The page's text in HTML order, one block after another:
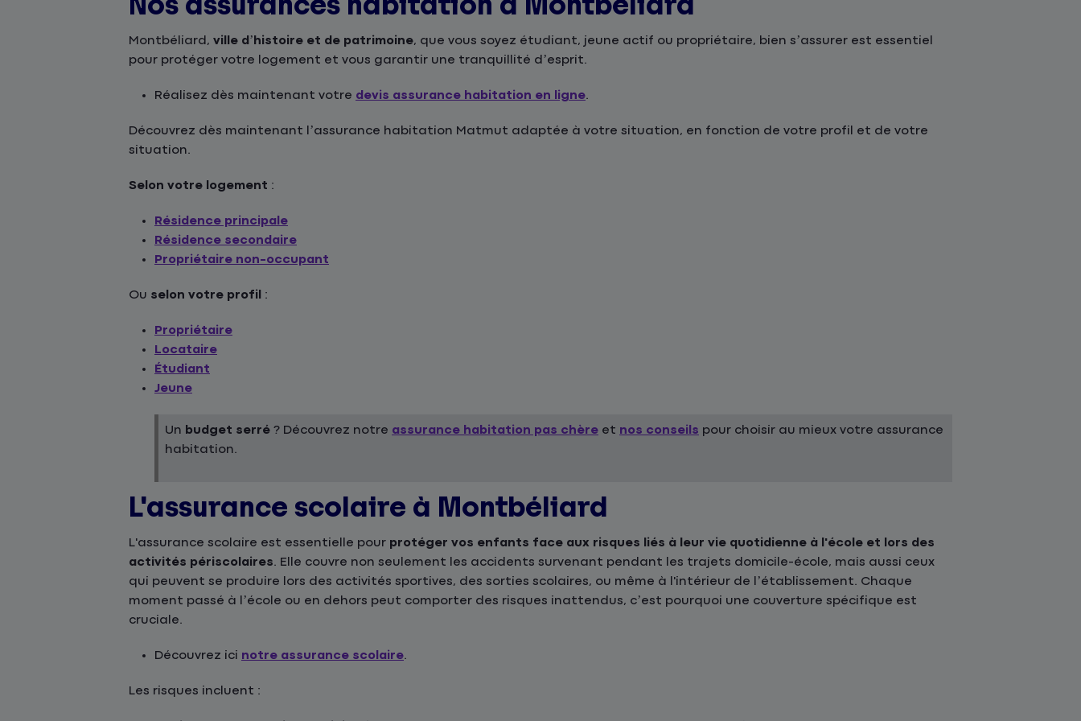
Montbéliard, ville d’histoire et de patrimoine, que vous soyez étudiant, jeune actif ou propriétaire, bien s’assurer est essentiel
pour protéger votre logement et vous garantir une tranquillité d’esprit.
Réalisez dès maintenant votre devis assurance habitation en ligne.
Découvrez dès maintenant l’assurance habitation Matmut adaptée à votre situation, en fonction de votre profil et de votre
situation.
Selon votre logement :
Résidence principale
Résidence secondaire
Propriétaire non-occupant
Ou selon votre profil :
Propriétaire
Locataire
Étudiant
Jeune
Un budget serré ? Découvrez notre assurance habitation pas chère et nos conseils pour choisir au mieux votre assurance
habitation.
L'assurance scolaire à Montbéliard
L'assurance scolaire est essentielle pour protéger vos enfants face aux risques liés à leur vie quotidienne à l'école et lors des
activités périscolaires. Elle couvre non seulement les accidents survenant pendant les trajets domicile-école, mais aussi ceux
qui peuvent se produire lors des activités sportives, des sorties scolaires, ou même à l'intérieur de l’établissement. Chaque
moment passé à l’école ou en dehors peut comporter des risques inattendus, c’est pourquoi une couverture spécifique est
cruciale.
Découvrez ici notre assurance scolaire.
Les risques incluent :